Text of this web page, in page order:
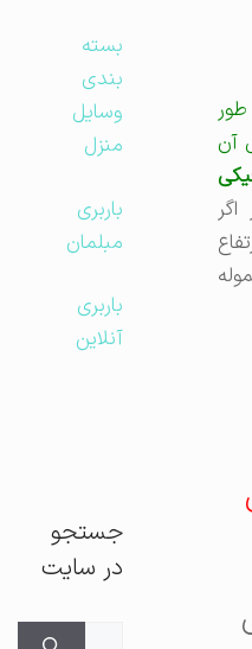
بسته
بندی
وسایل
منزل
باربری
مبلمان
باربری
آنلاین
جستجو
در سایت